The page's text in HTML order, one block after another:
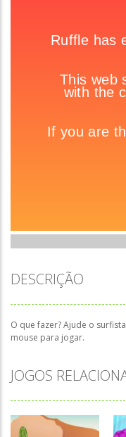
DESCRIÇÃO
O que fazer? Ajude o
mouse para jogar.
JOGOS